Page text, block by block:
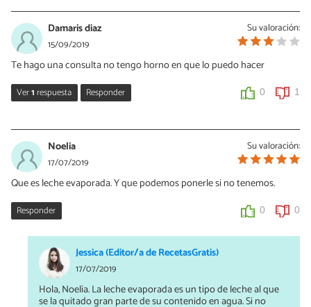
Su valoración:
Damaris diaz
15/09/2019
Te hago una consulta no tengo horno en que lo puedo hacer
Ver1respuesta Responder 0 1
09/11/2019
Si tenes una olla o cacerola tipo Essen o olla de vapor, se hace
perfecto!
0 0
Su valoración:
Noelia
17/07/2019
Que es leche evaporada. Y que podemos ponerle si no tenemos.
Responder 0 0
Jessica (Editor/a de RecetasGratis)
17/07/2019
Hola, Noelia. La leche evaporada es un tipo de leche al que
se la quitado gran parte de su contenido en agua. Si no